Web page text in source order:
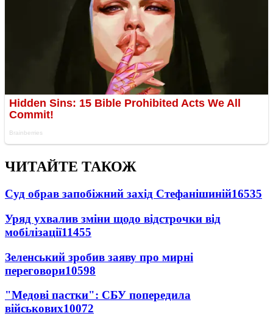
ЧИТАЙТЕ ТАКОЖ
Суд обрав запобіжний захід Стефанішиній16535
Уряд ухвалив зміни щодо відстрочки від
мобілізації11455
Зеленський зробив заяву про мирні
переговори10598
"Медові пастки": СБУ попередила
військових10072